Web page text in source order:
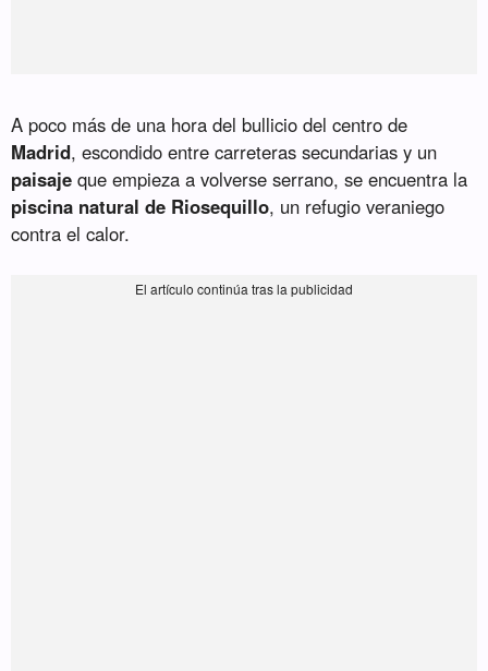
A poco más de una hora del bullicio del centro de
Madrid, escondido entre carreteras secundarias y un
paisaje que empieza a volverse serrano, se encuentra la
piscina natural de Riosequillo, un refugio veraniego
contra el calor.